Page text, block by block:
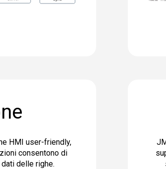
HMI user-friendly,
consentono di
delle righe.